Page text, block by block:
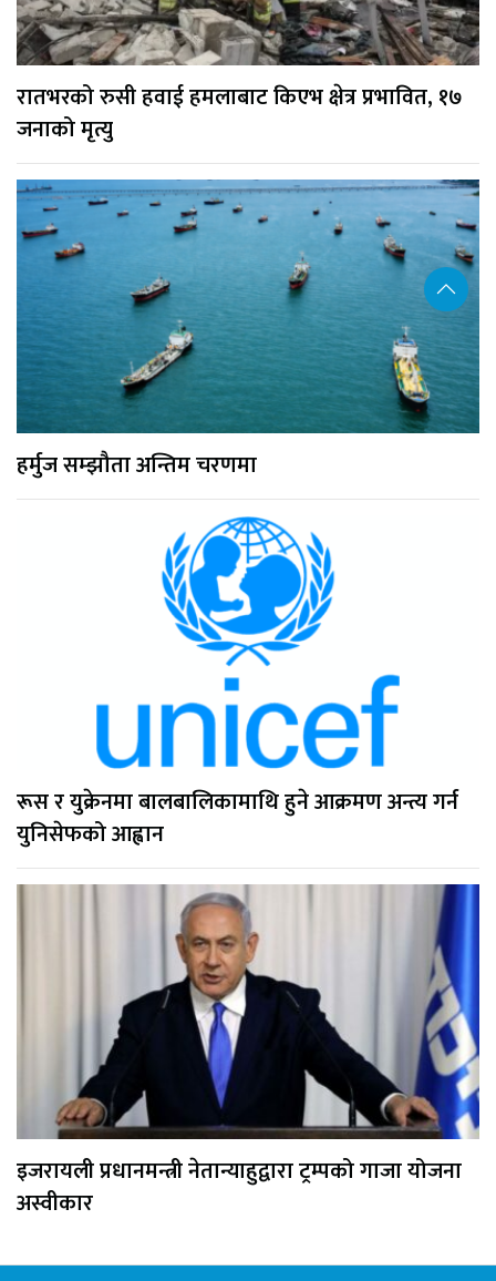
रातभरको रुसी हवाई हमलाबाट किएभ क्षेत्र प्रभावित, १७
जनाको मृत्यु
हर्मुज सम्झौता अन्तिम चरणमा
रूस र युक्रेनमा बालबालिकामाथि हुने आक्रमण अन्त्य गर्न
युनिसेफको आह्वान
इजरायली प्रधानमन्त्री नेतान्याहुद्वारा ट्रम्पको गाजा योजना
अस्वीकार